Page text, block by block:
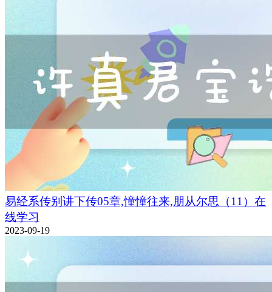
易经系传别讲下传05章,憧憧往来,朋从尔思（11）在
线学习
2023-09-19